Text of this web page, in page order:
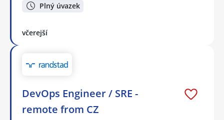
Plný úvazek
včerejší
DevOps Engineer / SRE -
remote from CZ